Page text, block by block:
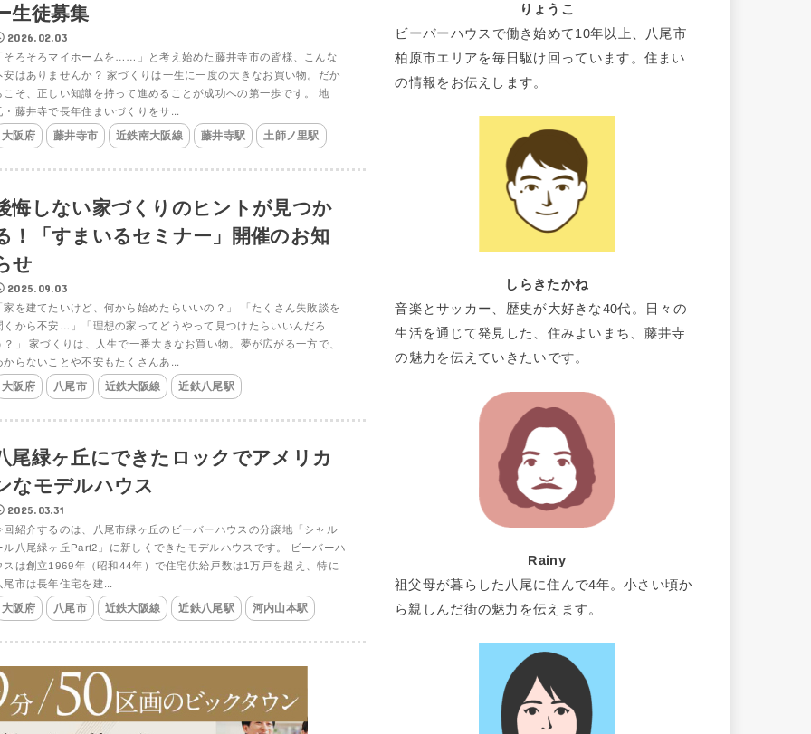
生徒募集
2026.02.03
そろそろマイホームを……」と考え始めた藤井寺市の皆様、こんな
安はありませんか？ 家づくりは一生に一度の大きなお買い物。だか
こそ、正しい知識を持って進めることが成功への第一歩です。 地
・藤井寺で長年住まいづくりをサ...
大阪府 藤井寺市 近鉄南大阪線 藤井寺駅 土師ノ里駅
悔しない家づくりのヒントが見つか
！「すまいるセミナー」開催のお知
せ
2025.09.03
家を建てたいけど、何から始めたらいいの？」 「たくさん失敗談を
くから不安…」「理想の家ってどうやって見つけたらいいんだろ
？」 家づくりは、人生で一番大きなお買い物。夢が広がる一方で、
からないことや不安もたくさんあ...
大阪府 八尾市 近鉄大阪線 近鉄八尾駅
尾緑ヶ丘にできたロックでアメリカ
なモデルハウス
2025.03.31
回紹介するのは、八尾市緑ヶ丘のビーバーハウスの分譲地「シャル
ル八尾緑ヶ丘Part2」に新しくできたモデルハウスです。 ビーバーハ
スは創立1969年（昭和44年）で住宅供給戸数は1万戸を超え、特に
尾市は長年住宅を建...
大阪府 八尾市 近鉄大阪線 近鉄八尾駅 河内山本駅
りょうこ
ビーバーハウスで働き始めて10年以上、八尾市
柏原市エリアを毎日駆け回っています。住まい
の情報をお伝えします。
しらきたかね
音楽とサッカー、歴史が大好きな40代。日々の
生活を通じて発見した、住みよいまち、藤井寺
の魅力を伝えていきたいです。
Rainy
祖父母が暮らした八尾に住んで4年。小さい頃か
ら親しんだ街の魅力を伝えます。